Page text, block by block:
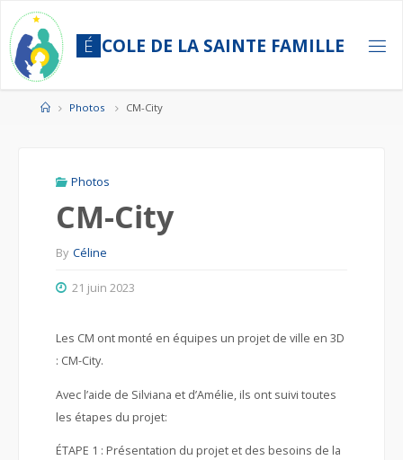
content
É COLE DE LA SAINTE FAMILLE
HomePhotos CM-City
Photos
CM-City
By Céline
21 juin 2023
Les CM ont monté en équipes un projet de ville en 3D
: CM-City.
Avec l’aide de Silviana et d’Amélie, ils ont suivi toutes
les étapes du projet:
ÉTAPE 1 : Présentation du projet et des besoins de la